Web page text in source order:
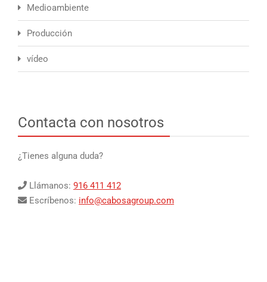
Medioambiente
Producción
vídeo
Contacta con nosotros
¿Tienes alguna duda?
Llámanos: 916 411 412
Escríbenos: info@cabosagroup.com